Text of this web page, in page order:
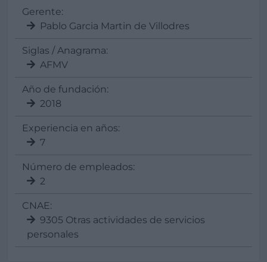
Gerente:
Pablo Garcia Martin de Villodres
Siglas / Anagrama:
AFMV
Año de fundación:
2018
Experiencia en años:
7
Número de empleados:
2
CNAE:
9305 Otras actividades de servicios
personales